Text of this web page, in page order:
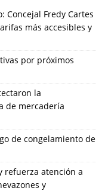
Concejal Fredy Cartes
más accesibles y
por próximos
la
de mercadería
de congelamiento de
refuerza atención a
y